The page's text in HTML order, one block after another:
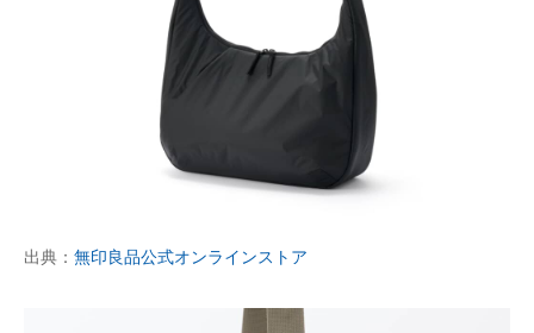
出典： 無印良品公式オンラインストア